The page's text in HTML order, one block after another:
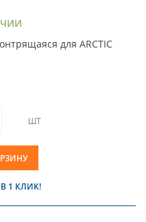
для ARCTIC
ШТ
1 КЛИК!